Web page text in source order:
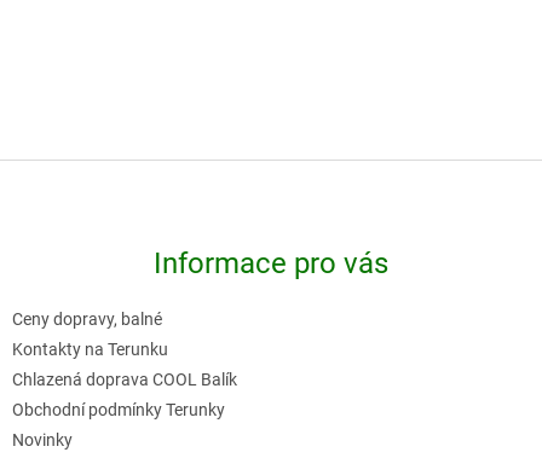
Informace pro vás
Ceny dopravy, balné
Kontakty na Terunku
Chlazená doprava COOL Balík
Obchodní podmínky Terunky
Novinky